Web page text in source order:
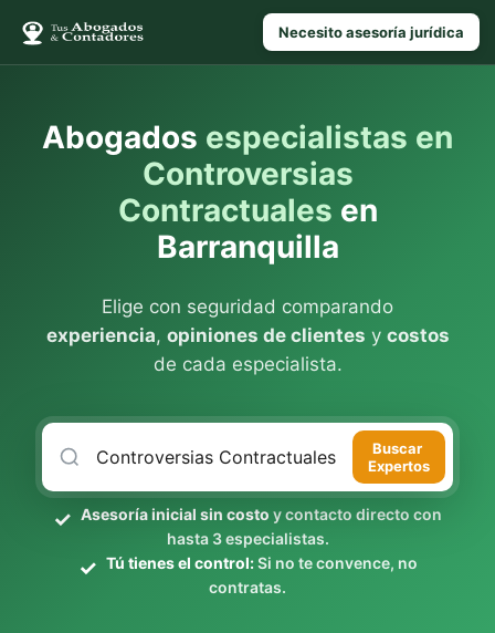
Necesito asesoría jurídica
Abogados especialistas en
Controversias
Contractuales en
Barranquilla
Elige con seguridad comparando
experiencia, opiniones de clientes y costos
de cada especialista.
Buscar
Expertos
Asesoría inicial sin costo y contacto directo con
hasta 3 especialistas.
Tú tienes el control:Si no te convence, no
contratas.